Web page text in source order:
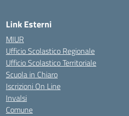
Link Esterni
MIUR
Ufficio Scolastico Regionale
Ufficio Scolastico Territoriale
Scuola in Chiaro
Iscrizioni On Line
Invalsi
Comune